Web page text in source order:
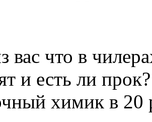
вас что в
и есть ли
химик в 20